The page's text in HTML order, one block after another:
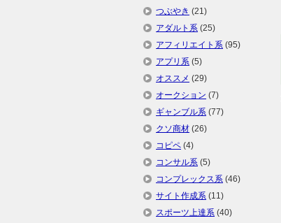
つぶやき (21)
アダルト系 (25)
アフィリエイト系 (95)
アプリ系 (5)
オススメ (29)
オークション (7)
ギャンブル系 (77)
クソ商材 (26)
コピペ (4)
コンサル系 (5)
コンプレックス系 (46)
サイト作成系 (11)
スポーツ上達系 (40)